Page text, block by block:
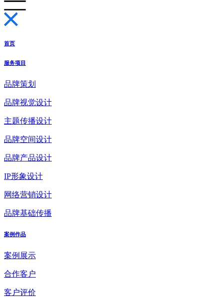
首页
服务项目
品牌策划
品牌视觉设计
主题传播设计
品牌空间设计
品牌产品设计
IP形象设计
网络营销设计
品牌基础传播
案例作品
案例展示
合作客户
客户评价